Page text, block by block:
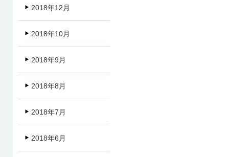
2018年12月
2018年10月
2018年9月
2018年8月
2018年7月
2018年6月